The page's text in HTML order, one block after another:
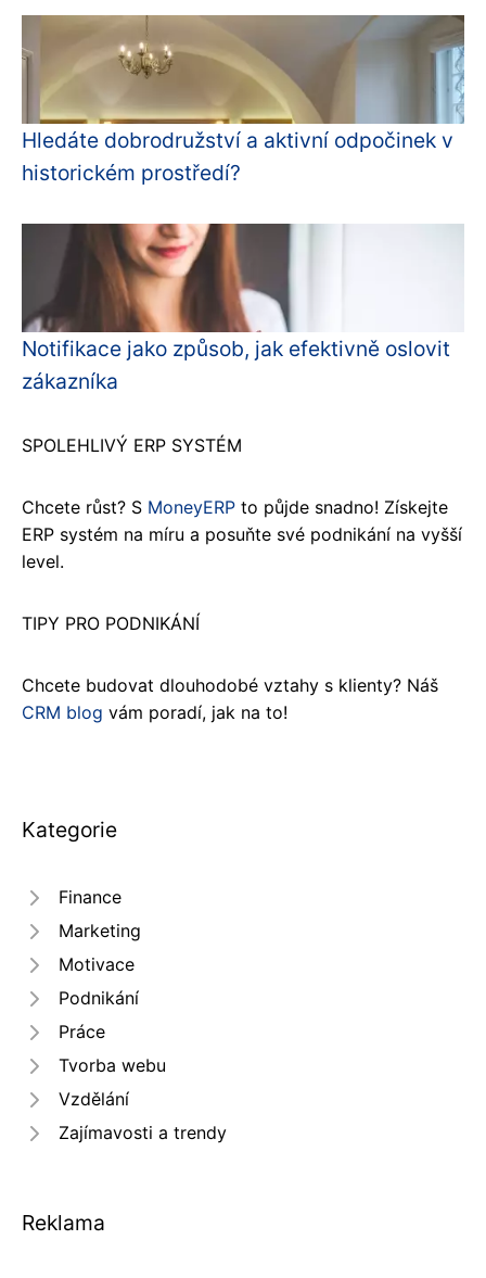
Hledáte dobrodružství a aktivní odpočinek v
historickém prostředí?
Notifikace jako způsob, jak efektivně oslovit
zákazníka
SPOLEHLIVÝ ERP SYSTÉM
Chcete růst? S MoneyERP to půjde snadno! Získejte
ERP systém na míru a posuňte své podnikání na vyšší
level.
TIPY PRO PODNIKÁNÍ
Chcete budovat dlouhodobé vztahy s klienty? Náš
CRM blog vám poradí, jak na to!
Kategorie
Finance
Marketing
Motivace
Podnikání
Práce
Tvorba webu
Vzdělání
Zajímavosti a trendy
Reklama